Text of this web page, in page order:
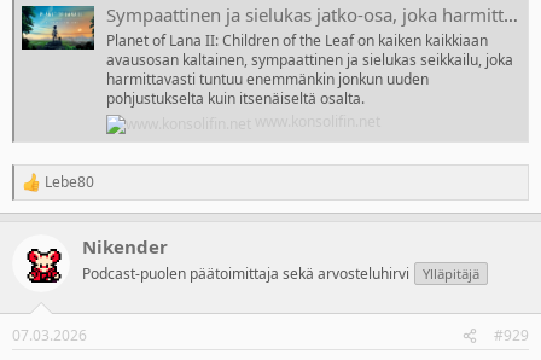
Sympaattinen ja sielukas jatko-osa, joka harmittavasti tuntuu enemmänkin jonkun uuden pohjustukselta kuin itsenäiseltä osalta
Planet of Lana II: Children of the Leaf on kaiken kaikkiaan
avausosan kaltainen, sympaattinen ja sielukas seikkailu, joka
harmittavasti tuntuu enemmänkin jonkun uuden
pohjustukselta kuin itsenäiseltä osalta.
R
e
s
Lebe80
Nikender
Podcast-puolen päätoimittaja sekä arvosteluhirvi Ylläpitäjä
07.03.2026 #929